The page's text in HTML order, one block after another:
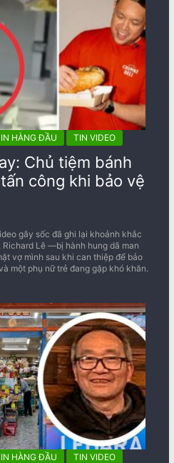
HÀNG ĐẦU TIN VIDEO
Chủ tiệm bánh
công khi bảo vệ
gây sốc đã ghi lại khoảnh khắc
Lê —bị hành hung dã man
vợ mình sau khi can thiệp để bảo
một phụ nữ trẻ đang gặp khó khăn.
HÀNG ĐẦU TIN VIDEO